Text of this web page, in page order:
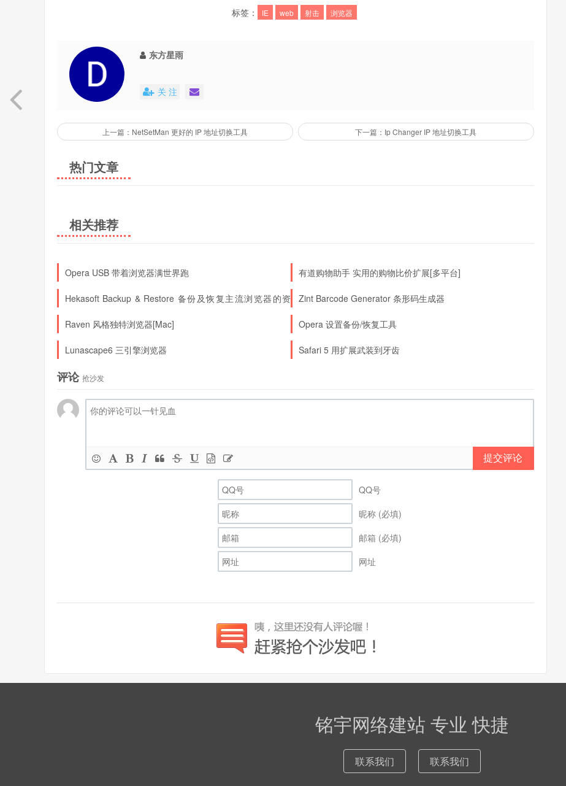
标签： IE web 射击 浏览器
东方星雨
关 注
上一篇：NetSetMan 更好的 IP 地址切换工具 下一篇：Ip Changer IP 地址切换工具
热门文章
相关推荐
Opera USB 带着浏览器满世界跑 有道购物助手 实用的购物比价扩展[多平台]
Hekasoft Backup & Restore 备份及恢复主流浏览器的资
Zint Barcode Generator 条形码生成器
Raven 风格独特浏览器[Mac] Opera 设置备份/恢复工具
Lunascape6 三引擎浏览器 Safari 5 用扩展武装到牙齿
评论 抢沙发
提交评论
QQ号
昵称 (必填)
邮箱 (必填)
网址
铭宇网络建站 专业 快捷
联系我们 联系我们